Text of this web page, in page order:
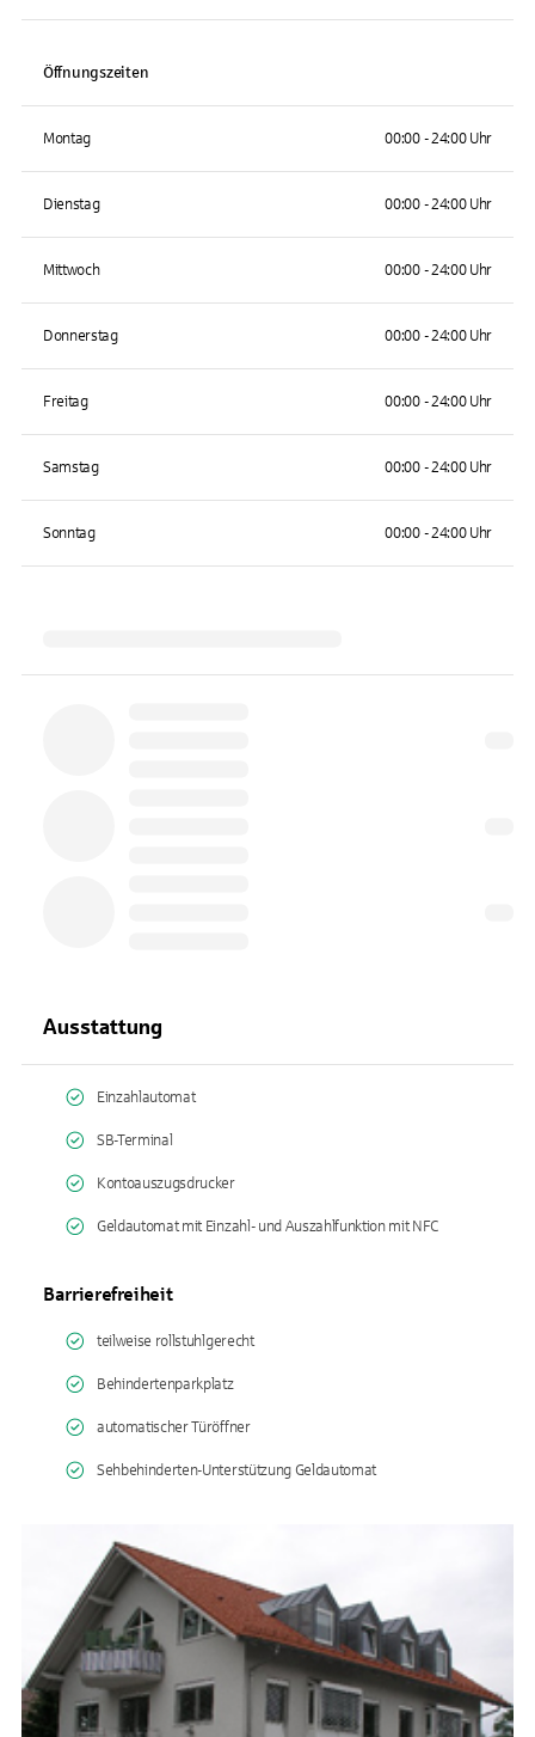
Öffnungszeiten
Montag 00:00 - 24:00 Uhr
Dienstag 00:00 - 24:00 Uhr
Mittwoch 00:00 - 24:00 Uhr
Donnerstag 00:00 - 24:00 Uhr
Freitag 00:00 - 24:00 Uhr
Samstag 00:00 - 24:00 Uhr
Sonntag 00:00 - 24:00 Uhr
Ausstattung
Einzahlautomat
SB-Terminal
Kontoauszugsdrucker
Geldautomat mit Einzahl- und Auszahlfunktion mit NFC
Barrierefreiheit
teilweise rollstuhlgerecht
Behindertenparkplatz
automatischer Türöffner
Sehbehinderten-Unterstützung Geldautomat